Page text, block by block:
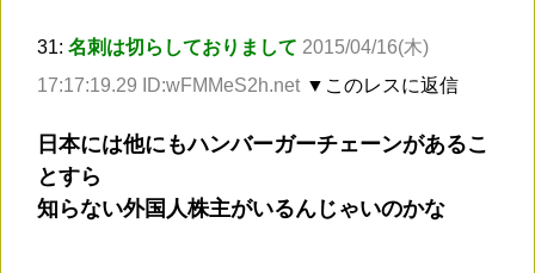
31: 名刺は切らしておりまして 2015/04/16(木)
17:17:19.29 ID:wFMMeS2h.net ▼このレスに返信
日本には他にもハンバーガーチェーンがあるこ
とすら
知らない外国人株主がいるんじゃいのかな